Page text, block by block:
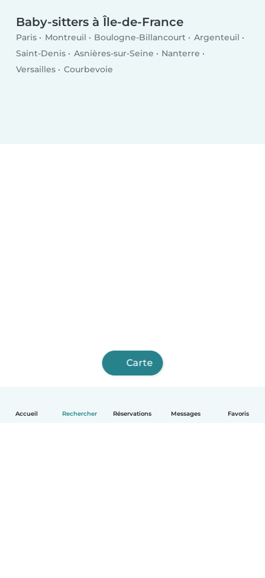
Accueil Rechercher Réservations Messages Favoris
Baby-sitters à Île-de-France
Paris Montreuil Boulogne-Billancourt
Argenteuil
Saint-Denis
Asnières-sur-Seine
Nanterre
Versailles
Courbevoie
Carte